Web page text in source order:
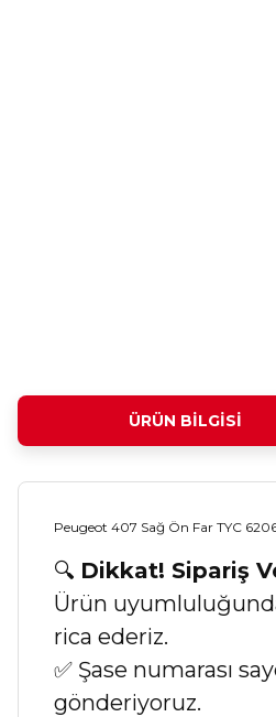
ÜRÜN BILGISI
Peugeot 407 Sağ Ön Far TYC
🔍 Dikkat! Sipariş
Ürün
rica ederiz.
✅ Şase numarası
gönderiyoruz.